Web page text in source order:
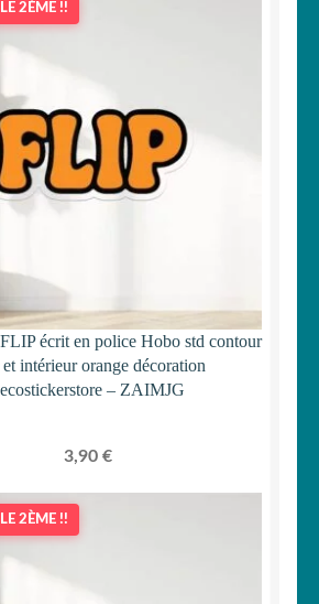
2ÈME !!
écrit en police Hobo std contour
intérieur orange décoration
– ZAIMJG
3,90 €
2ÈME !!